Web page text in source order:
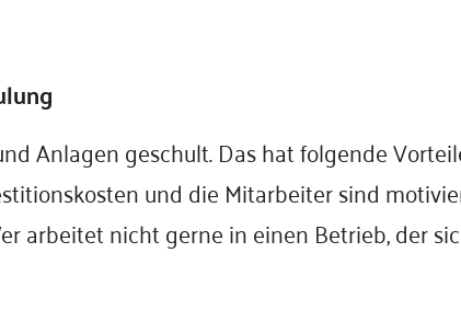
Anlagen geschult. Das hat folgende
und die Mitarbeiter sind
arbeitet nicht gerne in einen Betrieb, der